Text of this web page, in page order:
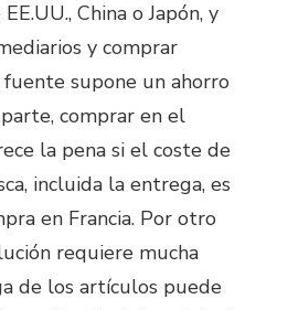
China o Japón, y
y comprar
supone un ahorro
comprar en el
la pena si el coste de
incluida la entrega, es
en Francia. Por otro
requiere mucha
de los artículos puede